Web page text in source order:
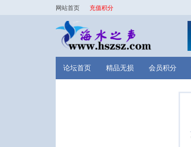
网站首页 充值积分
论坛首页 精品无损 会员积分